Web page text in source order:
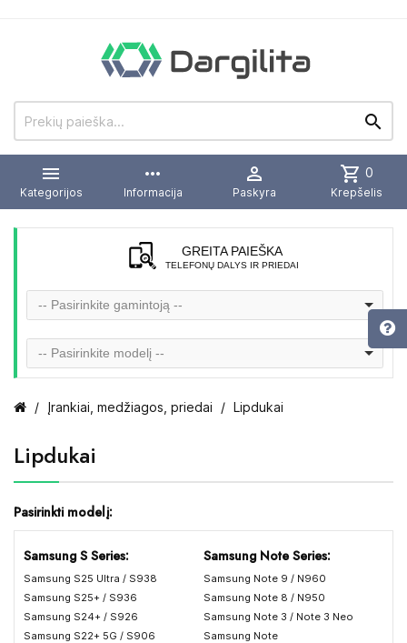


Kategorijos
more_horiz
Informacija

Paskyra
shopping_cart 0
Krepšelis
GREITA PAIEŠKA
TELEFONŲ DALYS IR PRIEDAI
-- Pasirinkite gamintoją --
-- Pasirinkite modelį --
Įrankiai, medžiagos, priedai Lipdukai
Lipdukai
Pasirinkti modelį:
Samsung S Series:
Samsung S25 Ultra / S938
Samsung S25+ / S936
Samsung S24+ / S926
Samsung S22+ 5G / S906
Samsung Note Series:
Samsung Note 9 / N960
Samsung Note 8 / N950
Samsung Note 3 / Note 3 Neo
Samsung Note